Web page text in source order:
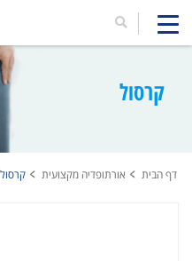
קרסול
דף הבית אורתופדיה מקצועית קרסול